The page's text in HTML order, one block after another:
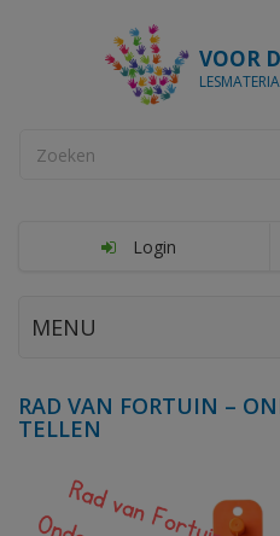
VOOR
Login
MENU
RAD VAN FORTUIN –
TELLEN